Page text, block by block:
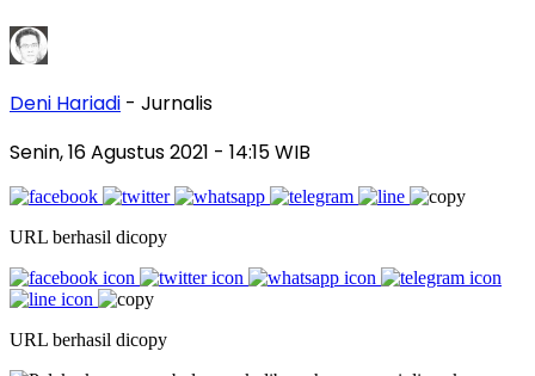
Deni Hariadi - Jurnalis
Senin, 16 Agustus 2021 - 14:15 WIB
URL berhasil dicopy
URL berhasil dicopy